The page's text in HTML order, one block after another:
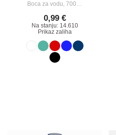
Boca za vodu, 700…
0,99 €
Na stanju: 14.610
Prikaz zaliha